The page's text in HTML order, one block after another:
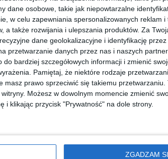
dane osobowe, takie jak niepowtarzalne
w celu zapewniania spersonalizowanych reklam
a także rozwijania i ulepszania produktów. Za
dane geolokalizacyjne i identyfikację przez
przetwarzanie danych przez nas i naszych
bardziej szczegółowych informacji i zmienić
Pamiętaj, że niektóre rodzaje
masz prawo sprzeciwić się takiemu
Możesz w dowolnym momencie zmienić
i klikając przycisk "Prywatność" na dole strony.
ZGADZAM
ZADAJ PYTANIE